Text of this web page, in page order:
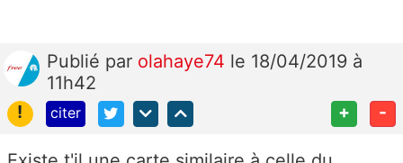
Publié par olahaye74 le 18/04/2019 à
11h42
!
citer + -